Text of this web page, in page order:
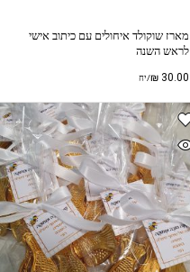
מארז שוקולד איחולים עם כיתוב אישי
לראש השנה
₪30.00 /יח